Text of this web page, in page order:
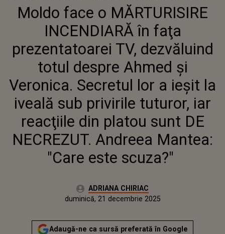
INCENDIARĂ ÎN FAŢA
PREZENTATOAREI TV,
DEZVĂLUIND TOTUL DESPRE
AHMED ȘI VERONICA. SECRETUL
LOR A IEȘIT LA IVEALĂ SUB
PRIVIRILE TUTUROR, IAR
REACŢIILE DIN PLATOU SUNT DE
NECREZUT. ANDREEA MANTEA:
"CARE ESTE SCUZA?"
Moldo face o MĂRTURISIRE
INCENDIARĂ în faţa
prezentatoarei TV, dezvăluind
totul despre Ahmed și
Veronica. Secretul lor a ieșit la
iveală sub privirile tuturor, iar
reacţiile din platou sunt DE
NECREZUT. Andreea Mantea:
"Care este scuza?"
Autor:ADRIANA CHIRIAC
duminică, 21 decembrie 2025
Actualizat:
duminică, 21 decembrie 2025
Adaugă-ne ca sursă preferată în Google